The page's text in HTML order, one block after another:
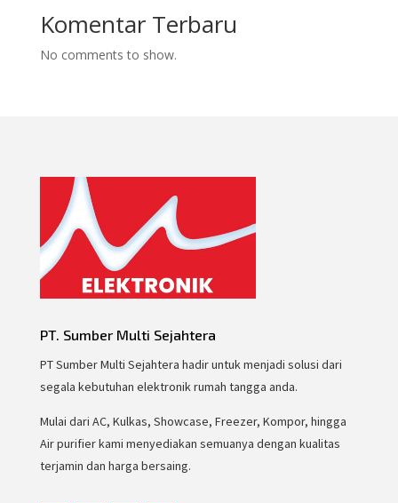
Komentar Terbaru
No comments to show.
PT. Sumber Multi Sejahtera
PT Sumber Multi Sejahtera hadir untuk menjadi solusi dari
segala kebutuhan elektronik rumah tangga anda.
Mulai dari AC, Kulkas, Showcase, Freezer, Kompor, hingga
Air purifier kami menyediakan semuanya dengan kualitas
terjamin dan harga bersaing.